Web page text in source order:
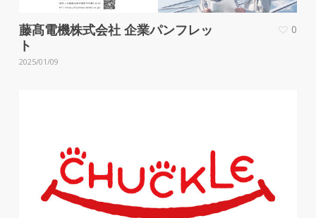
藤髙電機株式会社 企業パンフレッ
ト
2025/01/09
0